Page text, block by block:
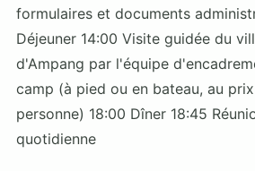
formulaires et documents
Déjeuner 14:00 Visite guidée du
d'Ampang par l'équipe
camp (à pied ou en bateau, au
personne) 18:00 Dîner 18:45
quotidienne